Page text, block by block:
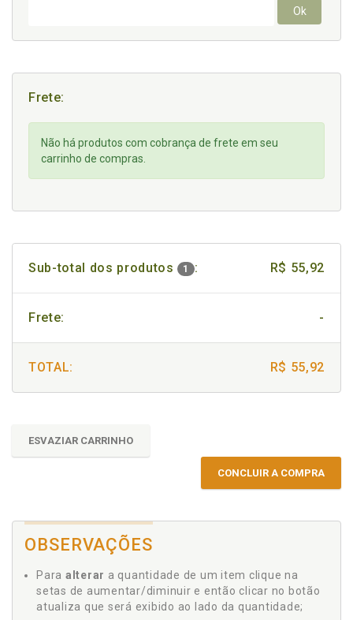
Ok
Frete:
Não há produtos com cobrança de frete em seu
carrinho de compras.
Sub-total dos produtos 1 : R$ 55,92
Frete: -
TOTAL: R$ 55,92
ESVAZIAR CARRINHO
CONCLUIR A COMPRA
OBSERVAÇÕES
Para alterar a quantidade de um item clique na
setas de aumentar/diminuir e então clicar no botão
atualiza que será exibido ao lado da quantidade;